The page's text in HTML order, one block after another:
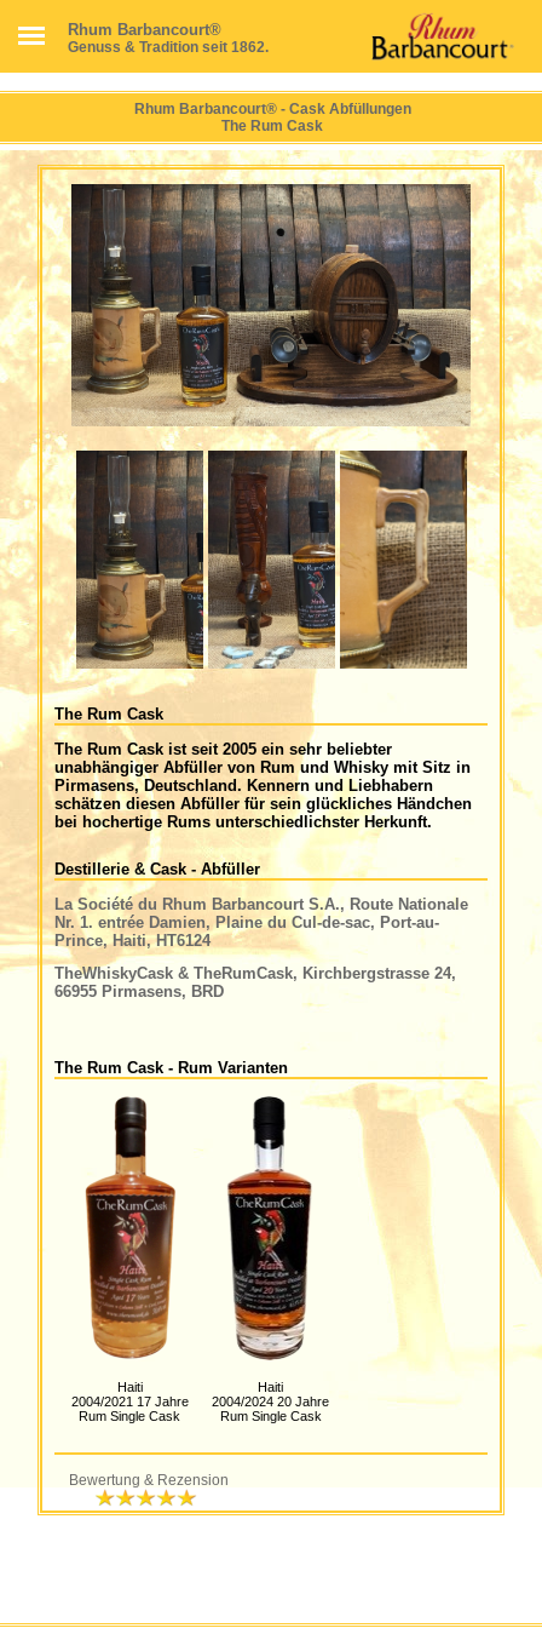
Rhum Barbancourt®
Genuss & Tradition seit 1862.
Rhum Barbancourt® - Cask Abfüllungen
The Rum Cask
The Rum Cask
The Rum Cask ist seit 2005 ein sehr beliebter
unabhängiger Abfüller von Rum und Whisky mit Sitz in
Pirmasens, Deutschland. Kennern und Liebhabern
schätzen diesen Abfüller für sein glückliches Händchen
bei hochertige Rums unterschiedlichster Herkunft.
Destillerie & Cask - Abfüller
La Société du Rhum Barbancourt S.A., Route Nationale
Nr. 1. entrée Damien, Plaine du Cul-de-sac, Port-au-
Prince, Haiti, HT6124
TheWhiskyCask & TheRumCask, Kirchbergstrasse 24,
66955 Pirmasens, BRD
The Rum Cask - Rum Varianten
Haiti
2004/2021 17 Jahre
Rum Single Cask
Haiti
2004/2024 20 Jahre
Rum Single Cask
Bewertung & Rezension